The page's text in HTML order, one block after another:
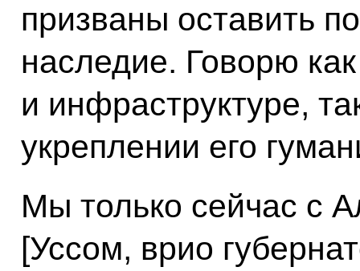
призваны оставить
наследие. Говорю
и инфраструктуре,
укреплении его
Мы только сейчас с
[Уссом, врио